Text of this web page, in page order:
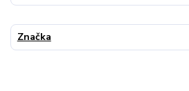
Značka